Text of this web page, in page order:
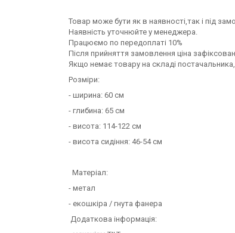
Товар може бути як в наявності,так і під
Наявність уточнюйте у менеджера.
Працюємо по передоплаті 10%
Після прийняття замовлення ціна
Якщо немає товару на складі
Розміри:
- ширина: 60 см
- глибина: 65 см
- висота: 114-122 см
- висота сидіння: 46-54 см
Матеріал:
- метал
- екошкіра / гнута фанера
Додаткова інформація: